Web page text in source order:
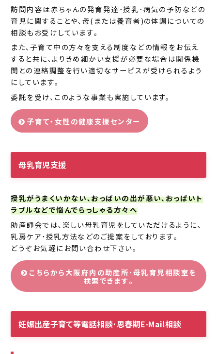
訪問内容は赤ちゃんの発育発達･授乳･病気の予防などの
育児に関することや､母(または養育者)の体調についての
相談もお受けしています｡
また､子育て中の方々を支える制度などの情報をお伝え
すると共に､よりきめ細かい支援が必要な場合は関係機
関との連絡調整を行い適切なサービスが受けられるよう
にしています｡
委託を受け、このような事業も実施しています。
子育て・女性の健康支援センター
母乳育児支援
授乳がうまくいかない､おっぱいの出が悪い､おっぱいト
ラブルなどで悩んでらっしゃる方々へ
助産師会では､楽しい母乳育児をしていただけるように､
乳房ケア･授乳方法などのご提案をしております｡
どうぞお気軽にお問い合わせ下さい｡
こちらから大阪府内の助産所･母乳育児相談室を
検索できます｡
妊娠出産子育て等電話相談･思春期E-Mail相談